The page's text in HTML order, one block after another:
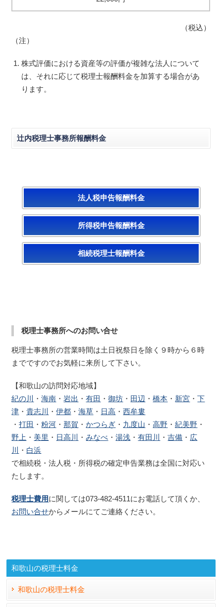
（税込）
（注）
株式評価における資産等の評価が複雑な法人について
は、それに応じて税理士報酬料金を加算する場合があ
ります。
辻内税理士事務所報酬料金
法人税申告報酬料金
所得税申告報酬料金
相続税理士報酬料金
税理士事務所へのお問い合せ
税理士事務所の営業時間は土日祝祭日を除く９時から６時
までですのでお気軽に来所して下さい。
【和歌山の訪問対応地域】
紀の川
・海南 ・岩出 ・有田 ・御坊 ・ 田辺 ・橋本 ・ 新宮 ・下
津 ・貴志川 ・伊都 ・海草 ・ 日高 ・西牟婁
・打田 ・粉河 ・那賀 ・かつらぎ ・ 九度山 ・高野 ・紀美野 ・
野上 ・ 美里 ・ 日高川 ・みなべ ・湯浅 ・有田川 ・吉備 ・ 広
川
・ 白浜
で相続税・法人税・所得税の確定申告業務は全国に対応い
たします。
税理士費用に関しては073-482-4511にお電話して頂くか、
お問い合せからメールにてご連絡ください。
和歌山の税理士料金
和歌山の税理士料金